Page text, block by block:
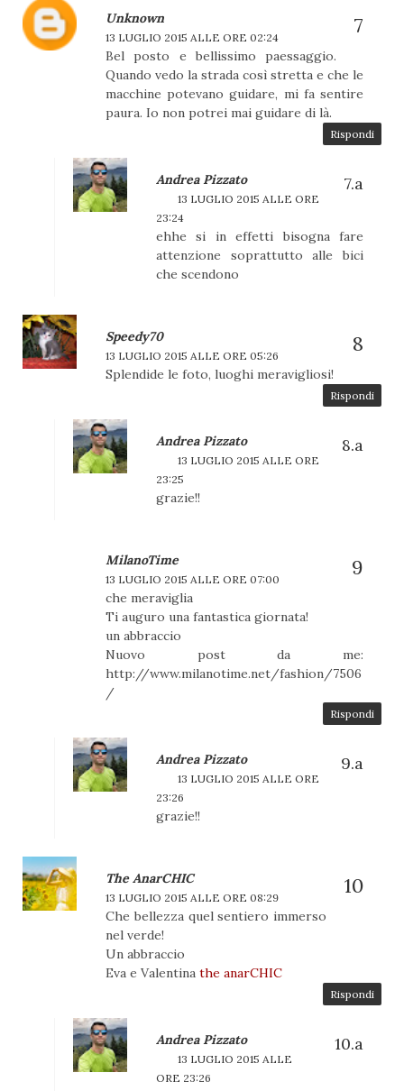
Unknown
13 LUGLIO 2015 ALLE ORE 02:24
Bel posto e bellissimo paessaggio.
Quando vedo la strada così stretta e che le
macchine potevano guidare, mi fa sentire
paura. Io non potrei mai guidare di là.
Rispondi
Andrea Pizzato
13 LUGLIO 2015 ALLE ORE
23:24
ehhe si in effetti bisogna fare
attenzione soprattutto alle bici
che scendono
Speedy70
13 LUGLIO 2015 ALLE ORE 05:26
Splendide le foto, luoghi meravigliosi!
Rispondi
Andrea Pizzato
13 LUGLIO 2015 ALLE ORE
23:25
grazie!!
MilanoTime
13 LUGLIO 2015 ALLE ORE 07:00
che meraviglia
Ti auguro una fantastica giornata!
un abbraccio
Nuovo post da me:
http://www.milanotime.net/fashion/7506
/
Rispondi
Andrea Pizzato
13 LUGLIO 2015 ALLE ORE
23:26
grazie!!
The AnarCHIC
13 LUGLIO 2015 ALLE ORE 08:29
Che bellezza quel sentiero immerso
nel verde!
Un abbraccio
Eva e Valentina the anarCHIC
Rispondi
Andrea Pizzato
13 LUGLIO 2015 ALLE
ORE 23:26